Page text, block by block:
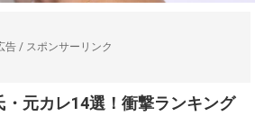
告 / スポンサーリンク
元カレ14選！衝撃ランキング